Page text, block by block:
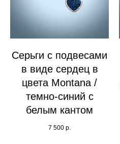
Серьги с подвесами
в виде сердец в
цвета Montana /
темно-синий с
белым кантом
7 500 р.